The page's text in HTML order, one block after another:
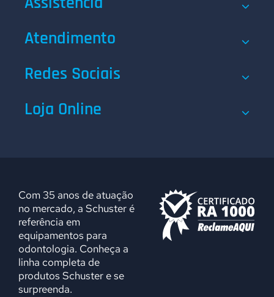
Atendimento
Redes Sociais
Loja Online
Com 35 anos de atuação
no mercado, a Schuster é
referência em
equipamentos para
odontologia. Conheça a
linha completa de
produtos Schuster e se
surpreenda.